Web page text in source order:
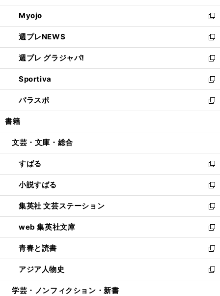
開
く
ウ
で
開
く
ン
ド
ウ
で
開
く
ウ
ィ
ン
ド
ウ
で
開
く
Myojo
新
し
い
ウ
ィ
ン
ド
ウ
で
開
週プレNEWS
新
し
い
ウ
ィ
ン
ド
ウ
開
週プレ グラジャパ!
新
し
い
ウ
ィ
ン
ウ
開
く
Sportiva
新
し
い
ウ
ン
ウ
で
開
く
パラスポ
新
し
ウ
ン
ド
ウ
で
開
く
書籍
文芸・文庫・総合
すばる
新
し
い
ウ
ィ
ン
ド
ウ
で
開
く
小説すばる
新
し
い
ウ
ィ
ン
ド
ウ
で
開
集英社 文芸ステーション
新
し
い
ウ
ィ
ン
ド
ウ
web 集英社文庫
新
し
い
ウ
ィ
ン
青春と読書
新
し
い
ウ
アジア人物史
新
し
学芸・ノンフィクション・新書